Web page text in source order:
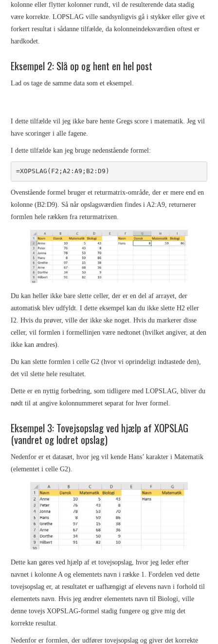
MATEMATIK
kolonne eller flytter kolonner rundt, vil de resulterende data stadig
være korrekte. LOPSLAG ville sandsynligvis gå i stykker eller give et
forkert resultat i sådanne tilfælde, da kolonneindeksværdien oftest er
hardkodet.
Eksempel 2: Slå op og hent en hel post
Lad os tage de samme data som et eksempel.
I dette tilfælde vil jeg ikke bare hente Gregs score i matematik. Jeg vil
have scoringer i alle fagene.
I dette tilfælde kan jeg bruge nedenstående formel:
=XOPSLAG(F2;A2:A9;B2:D9)
Ovenstående formel bruger et returmatrix-område, der er mere end en
kolonne (B2:D9). Så når opslagsværdien findes i A2:A9, returnerer
formlen hele rækken fra returmatrixen.
Du kan heller ikke bare slette celler, der er en del af arrayet, der
automatisk blev udfyldt. I dette eksempel kan du ikke slette H2 eller
I2. Hvis du prøver, ville der ikke ske noget. Hvis du markerer disse
celler, vil formlen i formellinjen være nedtonet (hvilket angiver, at den
ikke kan ændres).
Du kan slette formlen i celle G2 (hvor vi oprindeligt indtastede den),
det vil slette hele resultatet.
Dette er en nyttig forbedring, som tidligere med LOPSLAG, bliver du
nødt til at angive kolonnummeret separat for hver formel.
Eksempel 3: Tovejsopslag ved hjælp af XOPSLAG
(vandret og lodret opslag)
Nedenfor er et datasæt, hvor jeg vil kende Hans’ karakter i Matematik
(elementet i celle G2).
Dette kan gøres ved hjælp af et tovejsopslag, hvor jeg leder efter
navnet i kolonne A og elementets navn i række 1. Fordelen ved dette
tovejsopslag er, at resultatet er uafhængigt af elevens navn i forhold til
elementets navn. Hvis jeg ændrer elementets navn til Biologi, ville
denne tovejs XOPSLAG-formel stadig fungere og give mig det
korrekte resultat.
Nedenfor er formlen, der udfører tovejsopslag og giver det korrekte